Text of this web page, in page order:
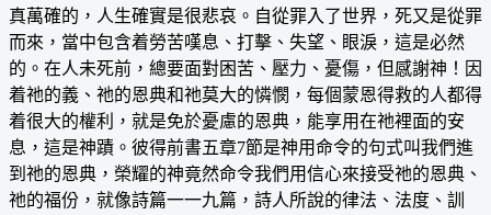
真萬確的，人生確實是很悲哀。自從罪入了世界，死又是從罪
而來，當中包含着勞苦嘆息、打擊、失望、眼淚，這是必然
的。在人未死前，總要面對困苦、壓力、憂傷，但感謝神！因
着祂的義、祂的恩典和祂莫大的憐憫，每個蒙恩得救的人都得
着很大的權利，就是免於憂慮的恩典，能享用在祂裡面的安
息，這是神蹟。彼得前書五章7節是神用命令的句式叫我們進
到祂的恩典，榮耀的神竟然命令我們用信心來接受祂的恩典、
祂的福份，就像詩篇一一九篇，詩人所說的律法、法度、訓